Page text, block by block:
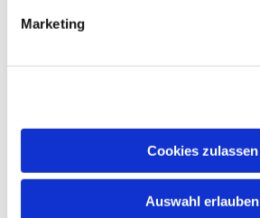
Marketing
Cookies zulassen
Auswahl erlauben
Gemeindebrief-Archiv
Gemeinden)